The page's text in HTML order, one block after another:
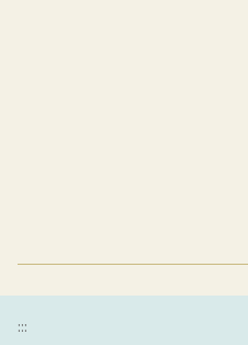
:::